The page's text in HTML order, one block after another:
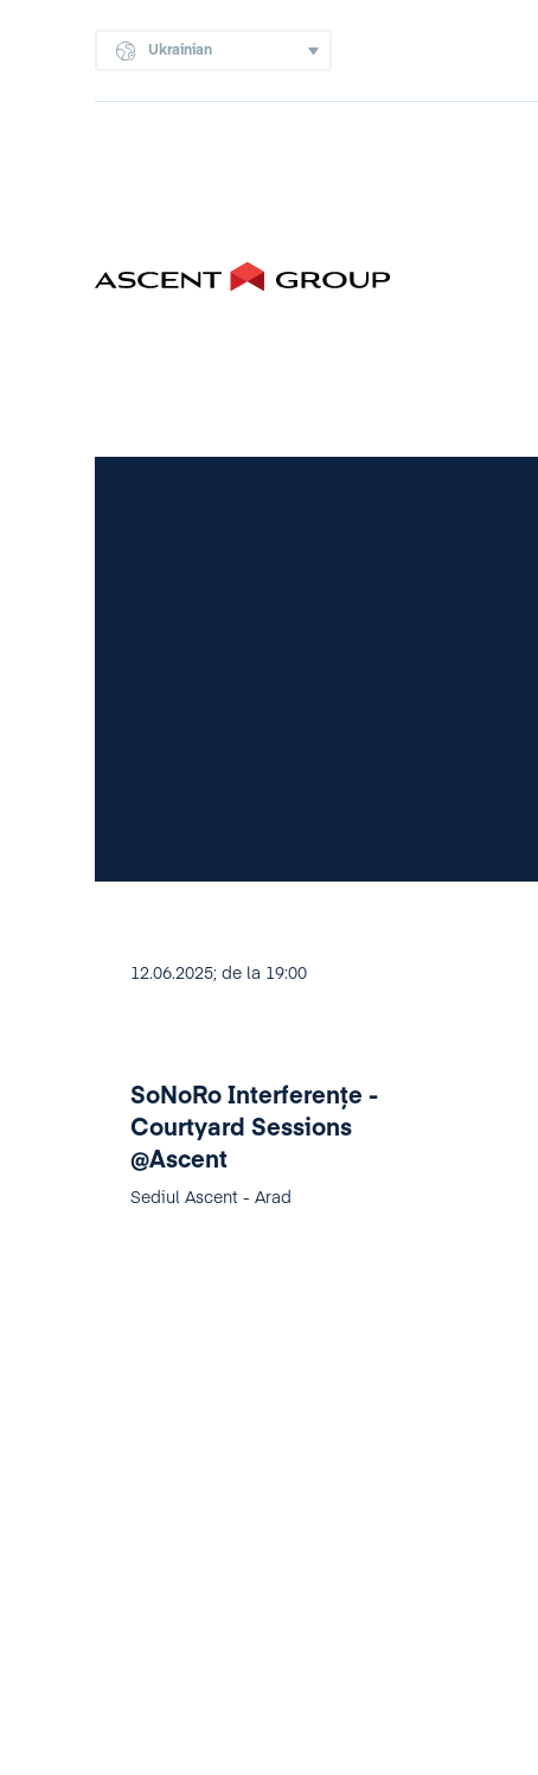
Ukrainian
12.06.2025; de la 19:00
SoNoRo Interferențe -
Courtyard Sessions
@Ascent
Sediul Ascent - Arad